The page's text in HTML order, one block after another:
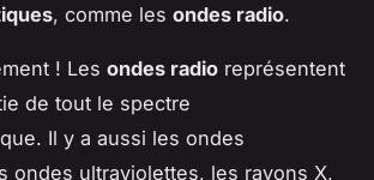
, comme les ondes radio.
! Les ondes radio représentent
de tout le spectre
Il y a aussi les ondes
ondes ultraviolettes, les rayons X,